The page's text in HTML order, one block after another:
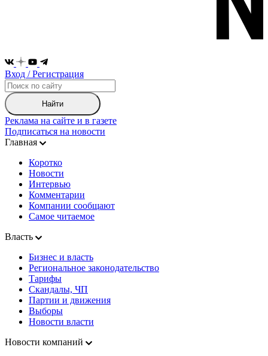
Вход / Регистрация
Найти
Реклама на сайте и в газете
Подписаться на новости
Главная
Коротко
Новости
Интервью
Комментарии
Компании сообщают
Самое читаемое
Власть
Бизнес и власть
Региональное законодательство
Тарифы
Скандалы, ЧП
Партии и движения
Выборы
Новости власти
Новости компаний